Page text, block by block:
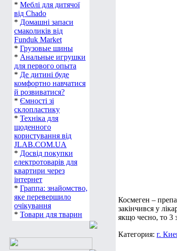
* Меблі для дитячої
від Chado
* Домашні запаси
смаколиків від
Funduk Market
* Грузовые шины
* Анальные игрушки
для первого опыта
* Де дитині буде
комфортно навчатися
й розвиватися?
* Ємності зі
склопластику
* Техніка для
щоденного
користування від
JLAB.COM.UA
* Досвід покупки
електротоварів для
квартири через
інтернет
* Граппа: знайомство,
яке перевершило
очікування
* Товари для тварин
Космеген –
закінчився у
якщо чесно, то 3
Категория: г.